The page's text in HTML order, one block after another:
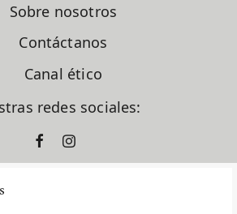
Sobre nosotros
Contáctanos
Canal ético
redes sociales: